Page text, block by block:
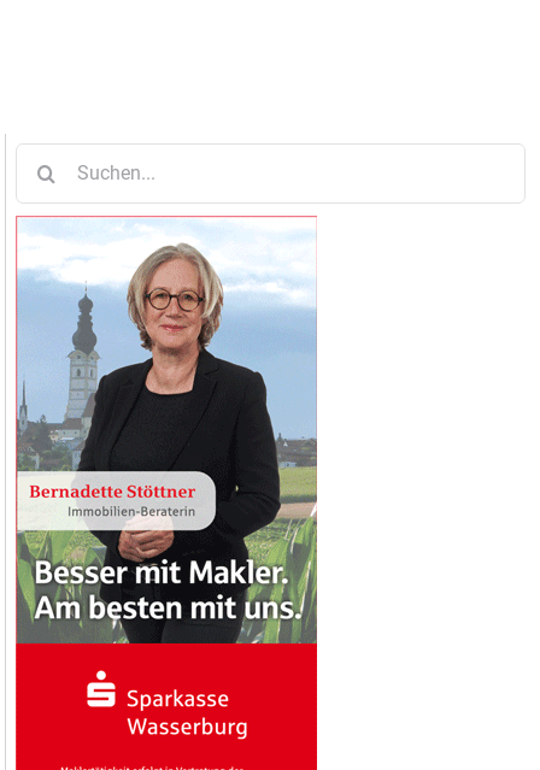
nach: